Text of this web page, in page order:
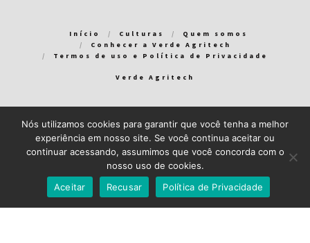
Início Culturas
Quem somos
Conhecer a Verde Agritech
Termos de uso e Política de Privacidade
Verde Agritech
Bem-vindo ao Verde Blog! Para que a sua experiência em nosso
blog seja a melhor possível, utilizamos cookies. Você pode
aceitar ou gerenciar seus cookiesaqui.
Recuso Close GDPR Cookie Banner
Nós utilizamos cookies para garantir que você tenha a melhor
experiência em nosso site. Se você continua aceitar ou
continuar acessando, assumimos que você concorda com o
nosso uso de cookies.
Aceitar
Recusar Política de Privacidade